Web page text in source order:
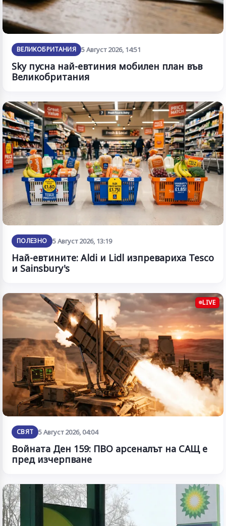
ВЕЛИКОБРИТАНИЯ 5 Август 2026, 14:51
Sky пусна най-евтиния мобилен план във
Великобритания
ПОЛЕЗНО 5 Август 2026, 13:19
Най-евтините: Aldi и Lidl изпревариха Tesco
и Sainsbury's
LIVE
СВЯТ 5 Август 2026, 04:04
Войната Ден 159: ПВО арсеналът на САЩ е
пред изчерпване